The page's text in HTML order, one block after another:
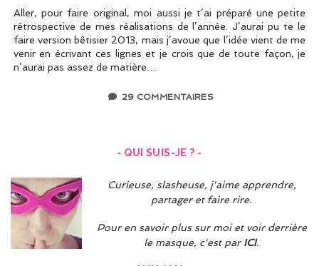
Aller, pour faire original, moi aussi je t’ai préparé une petite
rétrospective de mes réalisations de l’année. J’aurai pu te le
faire version bêtisier 2013, mais j’avoue que l’idée vient de me
venir en écrivant ces lignes et je crois que de toute façon, je
n’aurai pas assez de matière…
29 COMMENTAIRES
- QUI SUIS-JE ? -
Curieuse, slasheuse, j'aime apprendre,
partager et faire rire.
Pour en savoir plus sur moi et voir derrière
le masque, c'est par ICI.